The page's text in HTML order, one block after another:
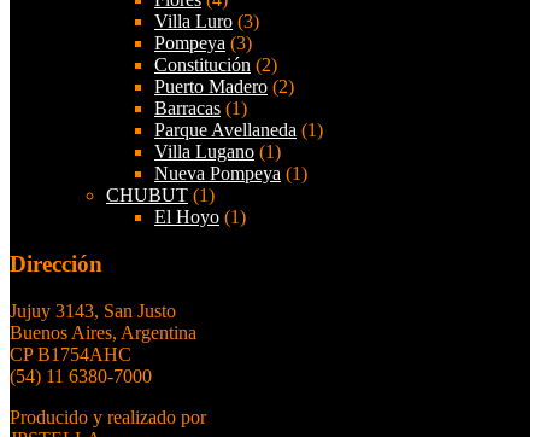
Villa Luro (3)
Pompeya (3)
Constitución (2)
Puerto Madero (2)
Barracas (1)
Parque Avellaneda (1)
Villa Lugano (1)
Nueva Pompeya (1)
CHUBUT (1)
El Hoyo (1)
Dirección
Jujuy 3143, San Justo
Buenos Aires, Argentina
CP B1754AHC
(54) 11 6380-7000
Producido y realizado por